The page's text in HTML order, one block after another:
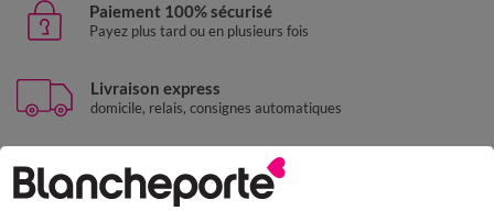
Paiement 100% sécurisé
Payez plus tard ou en plusieurs fois
Livraison express
domicile, relais, consignes automatiques
Retours gratuits
sous 30 jours avec Mondial Relay uniquement